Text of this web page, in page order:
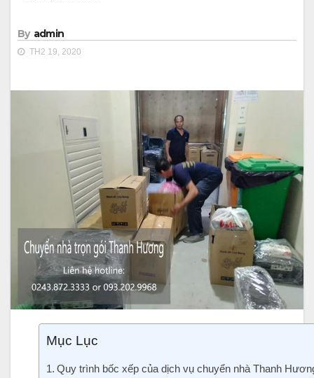
By admin
TH2 19, 2020
Mục Lục
Quy trình bốc xếp của dịch vụ chuyển nhà Thanh